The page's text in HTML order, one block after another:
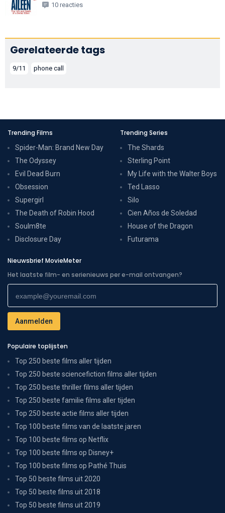
10 reacties
Gerelateerde tags
9/11 phone call
Trending Films
Spider-Man: Brand New Day
The Odyssey
Evil Dead Burn
Obsession
Supergirl
The Death of Robin Hood
Soulm8te
Disclosure Day
Trending Series
The Shards
Sterling Point
My Life with the Walter Boys
Ted Lasso
Silo
Cien Años de Soledad
House of the Dragon
Futurama
Nieuwsbrief MovieMeter
Het laatste film- en serienieuws per e-mail ontvangen?
Populaire toplijsten
Top 250 beste films aller tijden
Top 250 beste sciencefiction films aller tijden
Top 250 beste thriller films aller tijden
Top 250 beste familie films aller tijden
Top 250 beste actie films aller tijden
Top 100 beste films van de laatste jaren
Top 100 beste films op Netflix
Top 100 beste films op Disney+
Top 100 beste films op Pathé Thuis
Top 50 beste films uit 2020
Top 50 beste films uit 2018
Top 50 beste films uit 2019